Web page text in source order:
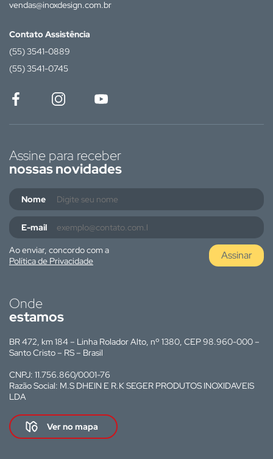
vendas@inoxdesign.com.br
Contato Assistência
(55) 3541-0889
(55) 3541-0745
Assine para receber
nossas novidades
Nome
E-mail
Ao enviar, concordo com a
Política de Privacidade
Assinar
Onde
estamos
BR 472, km 184 – Linha Rolador Alto, nº 1380, CEP 98.960-000 –
Santo Cristo – RS – Brasil
CNPJ: 11.756.860/0001-76
Razão Social: M.S DHEIN E R.K SEGER PRODUTOS INOXIDAVEIS
LDA
Ver no mapa